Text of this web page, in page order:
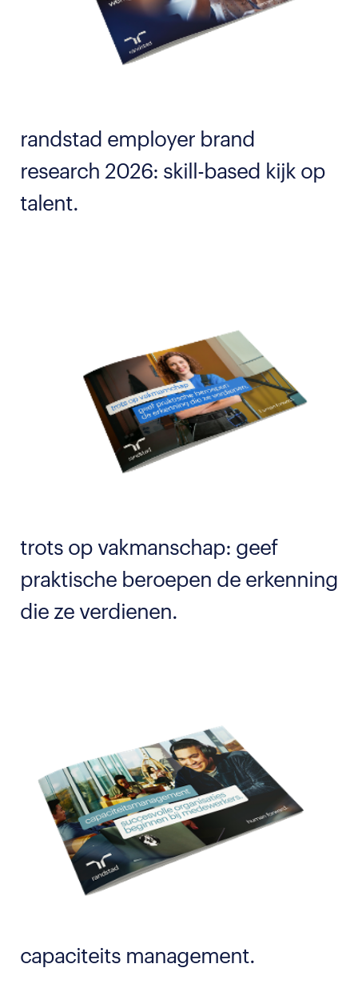
randstad employer brand
research 2026: skill-based kijk op
talent.
trots op vakmanschap: geef
praktische beroepen de erkenning
die ze verdienen.
capaciteits management.